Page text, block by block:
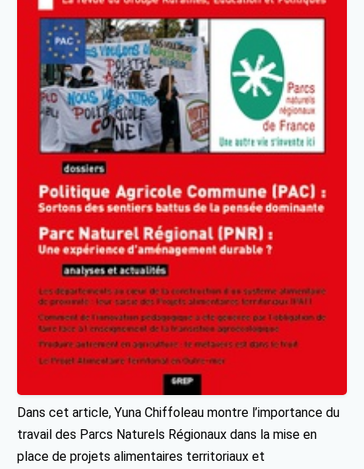
Dans cet article, Yuna Chiffoleau montre l’importance du
travail des Parcs Naturels Régionaux dans la mise en
place de projets alimentaires territoriaux et